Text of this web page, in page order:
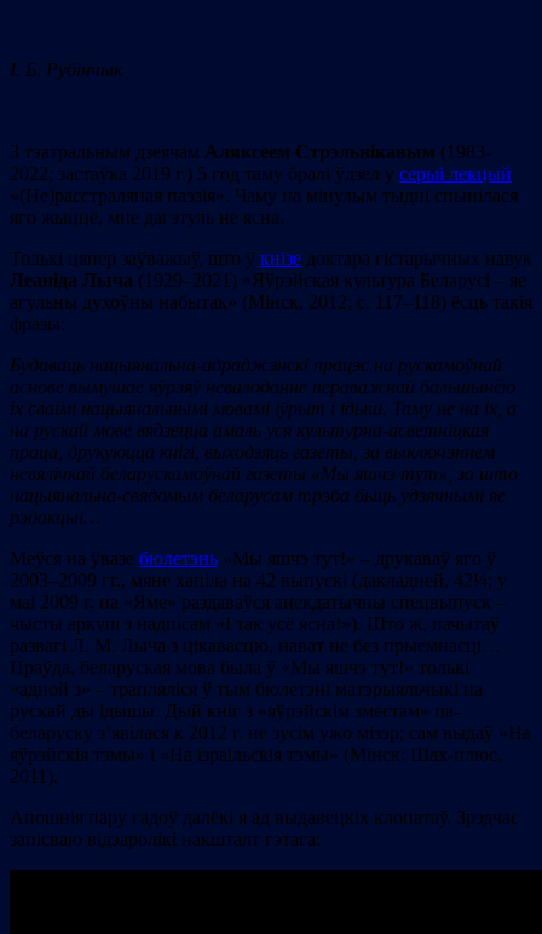
І. Б. Рубінчык
З тэатральным дзеячам Аляксеем Стрэльнікавым (1983-
2022; застаўка 2019 г.) 5 год таму бралі ўдзел у серыі лекцый
«(Не)расстраляная паэзія». Чаму на мінулым тыдні спынілася
яго жыццё, мне дагэтуль не ясна.
Толькі цяпер заўважыў, што ў кнізе доктара гістарычных навук
Леаніда Лыча (1929–2021) «Яўрэйская культура Беларусі – яе
агульны духоўны набытак» (Мінск, 2012; с. 117–118) ёсць такія
фразы:
Будаваць нацыянальна-адраджэнскі працэс на рускамоўнай
аснове вымушае яўрэяў невалоданне пераважнай бальшынёю
іх сваімі нацыянальнымі мовамі іўрыт і ідыш. Таму не на іх, а
на рускай мове вядзецца амаль уся культурна-асветніцкая
праца, друкуюцца кнігі, выходзяць газеты, за выключэннем
невялічкай беларускамоўнай газеты «Мы яшчэ тут», за што
нацыянальна-свядомым беларусам трэба быць удзячнымі яе
рэдакцыі…
Меўся на ўвазе бюлетэнь «Мы яшчэ тут!» – друкаваў яго ў
2003–2009 гг., мяне хапіла на 42 выпускі (дакладней, 42¼; у
маі 2009 г. на «Яме» раздаваўся анекдатычны спецвыпуск –
чысты аркуш з надпісам «І так усё ясна!»). Што ж, пачытаў
развагі Л. М. Лыча з цікавасцю, нават не без прыемнасці…
Праўда, беларуская мова была ў «Мы яшчэ тут!» толькі
«адной з» – трапляліся ў тым бюлетэні матэрыяльчыкі на
рускай ды ідышы. Дый кніг з «яўрэйскім зместам» па-
беларуску з’явілася к 2012 г. не зусім ужо мізэр; сам выдаў «На
яўрэйскія тэмы» і «На ізраільскія тэмы» (Мінск: Шах-плюс,
2011).
Апошнія пару гадоў далёкі я ад выдавецкіх клопатаў. Зрэдчас
запісваю відэаролікі накшталт гэтага: